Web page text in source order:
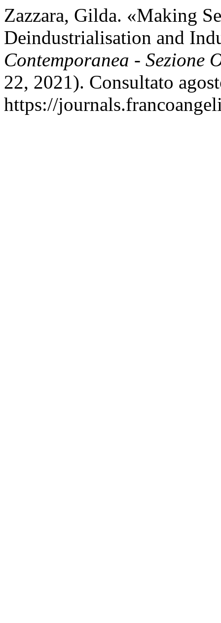
Zazzara, Gilda. «Making
Deindustrialisation and
Contemporanea - Sezione
22, 2021). Consultato
https://